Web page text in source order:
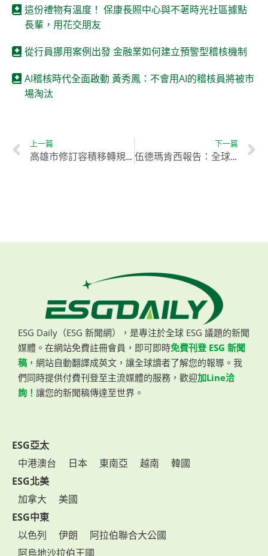
這份禮物有溫度！ 保康長照中心與不荖時光社區據點
長輩，用花交朋友
從行員挪用案例出發 金融業如何建立預警型稽核機制
AI稽核時代全面啟動 黃秀鳳：不會用AI的稽核員將被市
場淘汰
上一篇
高雄市修訂容積移轉規範 助力淨零城市發展
下一篇
伍德瑪肯西報告：全球需加倍投資3.5兆美元才能達成2050淨零目標
ESG Daily（ESG 新聞網），是專注於全球 ESG 議題的新聞
媒體。在網站免費註冊會員，即可即時免費刊登 ESG 新聞
稿 ，網站自動翻譯成英文，讓全球讀者了解您的報導。我
們同時提供付費刊登至主流媒體的服務，歡迎加Line洽
詢！ 讓您的新聞稿傳達至世界。
ESG亞太
中港澳台
日本 東南亞 越南
韓國
ESG北美
加拿大
美國
ESG中東
以色列
伊朗
阿拉伯聯合大公國
阿烏地沙拉伯王國